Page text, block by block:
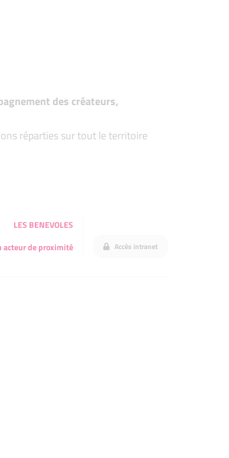
des créateurs,
réparties sur tout le territoire
LES BENEVOLES
acteur de proximité Accès intranet